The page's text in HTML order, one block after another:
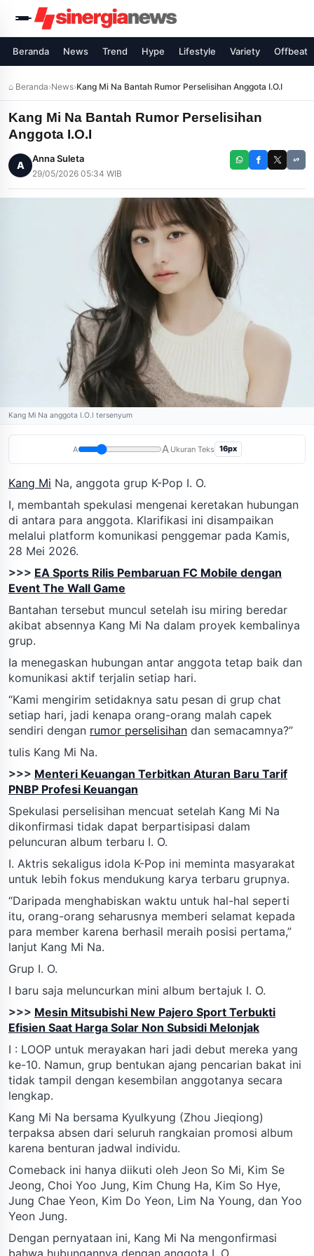
Beranda News Trend Hype Lifestyle Variety Offbeat
⌂ Beranda›News›Kang Mi Na Bantah Rumor Perselisihan Anggota I.O.I
Kang Mi Na Bantah Rumor Perselisihan
Anggota I.O.I
A
Anna Suleta
29/05/2026 05:34 WIB
Kang Mi Na anggota I.O.I tersenyum
A A Ukuran Teks 16px
Kang Mi Na, anggota grup K-Pop I. O.
I, membantah spekulasi mengenai keretakan hubungan
di antara para anggota. Klarifikasi ini disampaikan
melalui platform komunikasi penggemar pada Kamis,
28 Mei 2026.
>>> EA Sports Rilis Pembaruan FC Mobile dengan
Event The Wall Game
Bantahan tersebut muncul setelah isu miring beredar
akibat absennya Kang Mi Na dalam proyek kembalinya
grup.
Ia menegaskan hubungan antar anggota tetap baik dan
komunikasi aktif terjalin setiap hari.
“Kami mengirim setidaknya satu pesan di grup chat
setiap hari, jadi kenapa orang-orang malah capek
sendiri dengan rumor perselisihan dan semacamnya?”
tulis Kang Mi Na.
>>> Menteri Keuangan Terbitkan Aturan Baru Tarif
PNBP Profesi Keuangan
Spekulasi perselisihan mencuat setelah Kang Mi Na
dikonfirmasi tidak dapat berpartisipasi dalam
peluncuran album terbaru I. O.
I. Aktris sekaligus idola K-Pop ini meminta masyarakat
untuk lebih fokus mendukung karya terbaru grupnya.
“Daripada menghabiskan waktu untuk hal-hal seperti
itu, orang-orang seharusnya memberi selamat kepada
para member karena berhasil meraih posisi pertama,”
lanjut Kang Mi Na.
Grup I. O.
I baru saja meluncurkan mini album bertajuk I. O.
>>> Mesin Mitsubishi New Pajero Sport Terbukti
Efisien Saat Harga Solar Non Subsidi Melonjak
I : LOOP untuk merayakan hari jadi debut mereka yang
ke-10. Namun, grup bentukan ajang pencarian bakat ini
tidak tampil dengan kesembilan anggotanya secara
lengkap.
Kang Mi Na bersama Kyulkyung (Zhou Jieqiong)
terpaksa absen dari seluruh rangkaian promosi album
karena benturan jadwal individu.
Comeback ini hanya diikuti oleh Jeon So Mi, Kim Se
Jeong, Choi Yoo Jung, Kim Chung Ha, Kim So Hye,
Jung Chae Yeon, Kim Do Yeon, Lim Na Young, dan Yoo
Yeon Jung.
Dengan pernyataan ini, Kang Mi Na mengonfirmasi
bahwa hubungannya dengan anggota I. O.